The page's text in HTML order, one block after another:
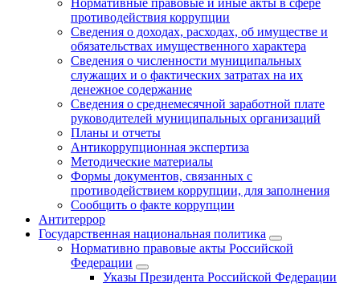
Нормативные правовые и иные акты в сфере
противодействия коррупции
Сведения о доходах, расходах, об имуществе и
обязательствах имущественного характера
Сведения о численности муниципальных
служащих и о фактических затратах на их
денежное содержание
Сведения о среднемесячной заработной плате
руководителей муниципальных организаций
Планы и отчеты
Антикоррупционная экспертиза
Методические материалы
Формы документов, связанных с
противодействием коррупции, для заполнения
Сообщить о факте коррупции
Антитеррор
Государственная национальная политика
Нормативно правовые акты Российской
Федерации
Указы Президента Российской Федерации